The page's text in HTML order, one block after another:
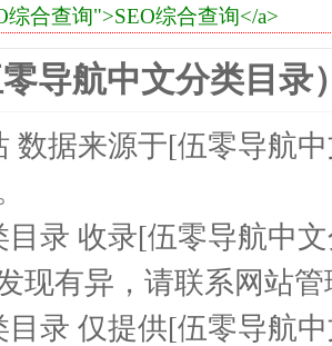
导航中文分类目录
数据来源于[伍零导航
目录 收录[伍零导航中
现有异，请联系网站
目录 仅提供[伍零导航